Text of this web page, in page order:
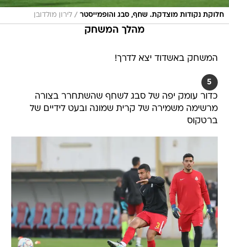
חלוקת נקודות מוצדקת. שחף, סבג והופמייסטר / לירון מולדובן
מהלך המשחק
המשחק באשדוד יצא לדרך!
5
כדור עומק יפה של סבג לשחף שהשתחרר בצורה
מרשימה משמירה של קרית שמונה ובעט לידיים של
ברטקוס